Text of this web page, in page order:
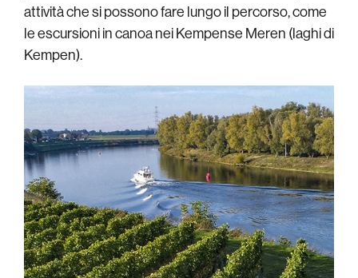
attività che si possono fare lungo il percorso, come
le escursioni in canoa nei Kempense Meren (laghi di
Kempen).